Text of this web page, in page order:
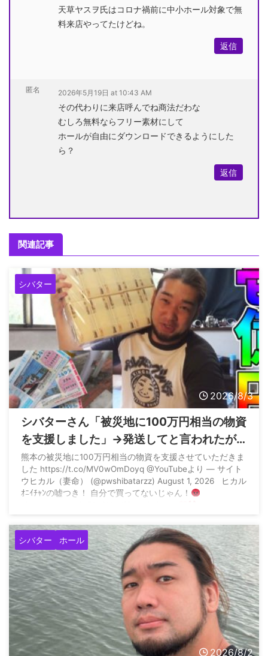
天草ヤスヲ氏はコロナ禍前に中小ホール対象で無
料来店やってたけどね。
返信
匿名 2026年5月19日 at 10:43 AM
その代わりに来店呼んでね商法だわな
むしろ無料ならフリー素材にして
ホールが自由にダウンロードできるようにした
ら？
返信
関連記事
シバター
2026/8/3
シバターさん「被災地に100万円相当の物資
を支援しました」→発送してと言われたが
お金を支払うとは言っていないと暴露され
る
熊本の被災地に100万円相当の物資を支援させていただきま
した https://t.co/MV0wOmDoyq @YouTubeより — サイト
ウヒカル（妻命） (@pwshibatarzz) August 1, 2026 ヒカル
ｵﾆｲﾁｬﾝの嘘つき！ 自分で買ってないじゃん！
...
シバター ホール
2026/8/2